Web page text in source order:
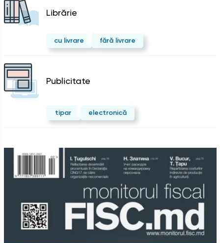
Librărie
cu livrare fără livrare
Publicitate
tipar electronică